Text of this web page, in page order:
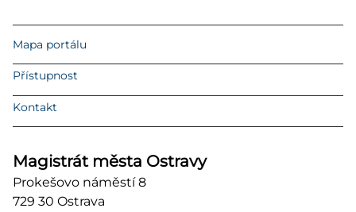
Mapa portálu
Přístupnost
Kontakt
Magistrát města Ostravy
Prokešovo náměstí 8
729 30 Ostrava